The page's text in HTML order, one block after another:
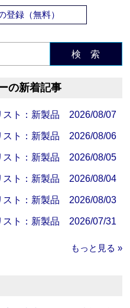
登録（無料）
検 索
の新着記事
スト：新製品 2026/08/07
スト：新製品 2026/08/06
スト：新製品 2026/08/05
スト：新製品 2026/08/04
スト：新製品 2026/08/03
スト：新製品 2026/07/31
もっと見る »